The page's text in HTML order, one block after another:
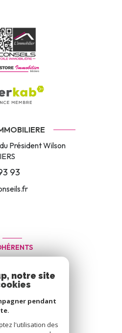
Président Wilson
93
notre site
pendant
l'utilisation des